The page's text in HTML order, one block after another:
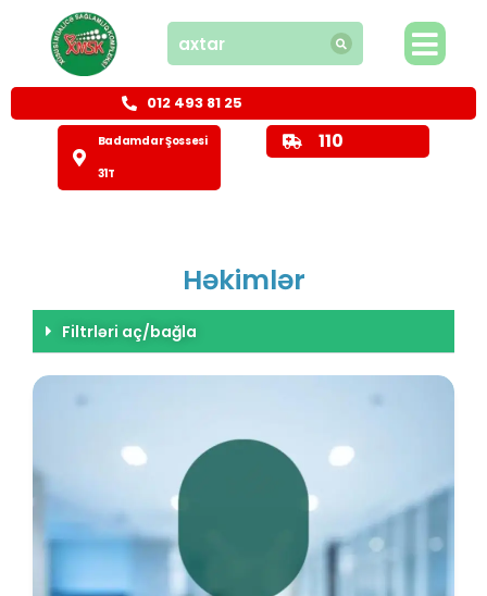
012 493 81 25
Badamdar Şossesi
31T
110
Həkimlər
Filtrləri aç/bağla